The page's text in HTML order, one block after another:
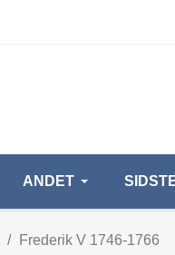
ANDET
Frederik V 1746-1766